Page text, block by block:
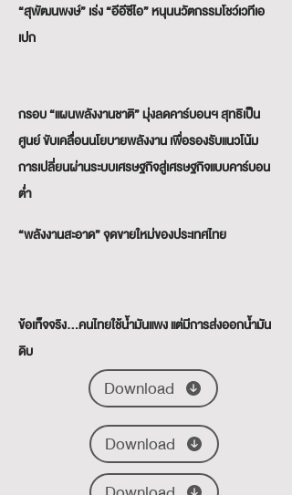
“สุพัฒนพงษ์” เร่ง “อีอีซีไอ” หนุนนวัตกรรมโชว์เวทีเอ
เปก
กรอบ “แผนพลังงานชาติ” มุ่งลดคาร์บอนฯ สุทธิเป็น
ศูนย์ ขับเคลื่อนนโยบายพลังงาน เพื่อรองรับแนวโน้ม
การเปลี่ยนผ่านระบบเศรษฐกิจสู่เศรษฐกิจแบบคาร์บอน
ต่ำ
“พลังงานสะอาด” จุดขายใหม่ของประเทศไทย
ข้อเท็จจริง…คนไทยใช้น้ำมันแพง แต่มีการส่งออกน้ำมัน
ดิบ
Download
Download